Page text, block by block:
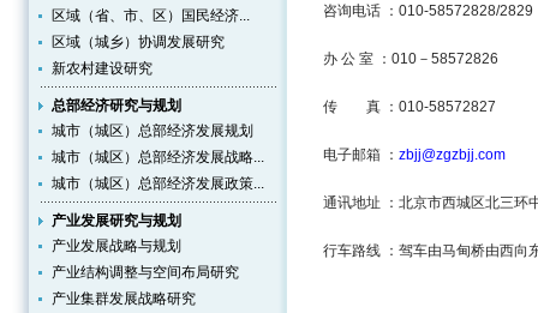
区域（省、市、区）国民经济...
区域（城乡）协调发展研究
新农村建设研究
总部经济研究与规划
城市（城区）总部经济发展规划
城市（城区）总部经济发展战略...
城市（城区）总部经济发展政策...
产业发展研究与规划
产业发展战略与规划
产业结构调整与空间布局研究
产业集群发展战略研究
咨询电话 ：010-58572828/2829
办 公 室 ：010－58572826
传 真 ：010-58572827
电子邮箱 ： zbjj@zgzbjj.com
通讯地址 ：北京市西城区北三环
行车路线 ：驾车由马甸桥由西向